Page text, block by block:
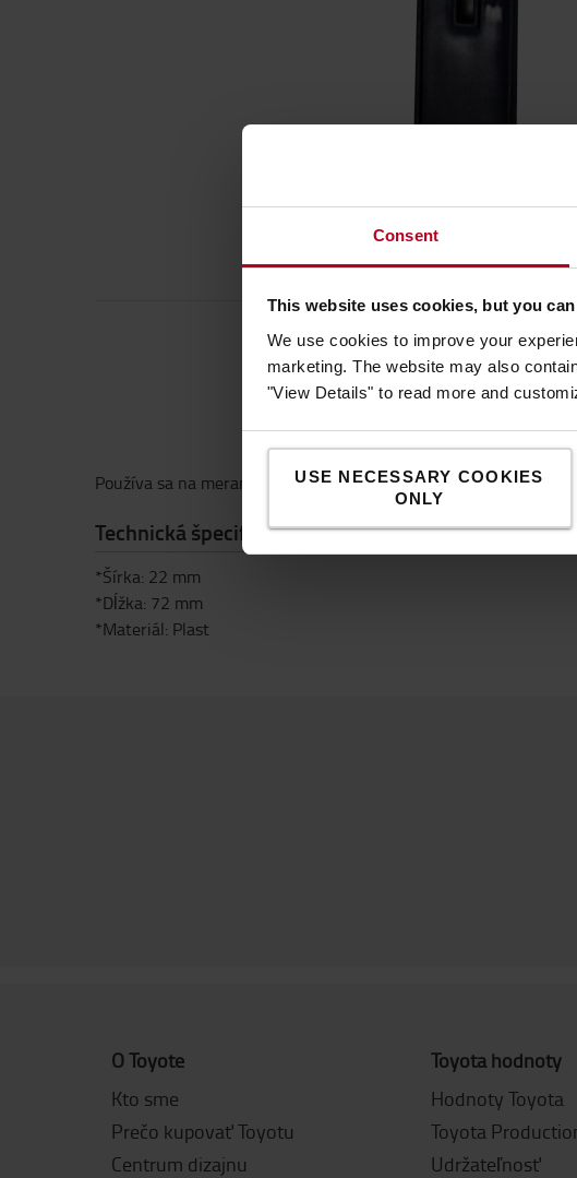
Consent
This website uses cookies, but you
We use cookies to improve your
marketing. The website may also
"View Details" to read more and
USE NECESSARY COOKIES
ONLY
Používa sa na meranie dĺžky plaváka, pozri tabuľku presného
Technická špecifikácia
*Šírka: 22 mm
*Dĺžka: 72 mm
*Materiál: Plast
O Toyote
Kto sme
Prečo kupovať Toyotu
Centrum dizajnu
Toyota hodnoty
Hodnoty Toyota
Toyota
Udržateľnosť